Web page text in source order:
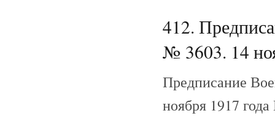
412.
№ 3603. 14
Предписание
ноября 1917